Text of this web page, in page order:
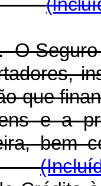
O
que
e a
bem